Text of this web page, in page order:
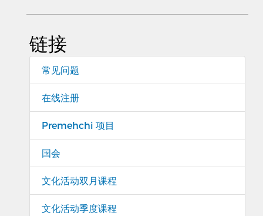
链接
常见问题
在线注册
Premehchi 项目
国会
文化活动双月课程
文化活动季度课程